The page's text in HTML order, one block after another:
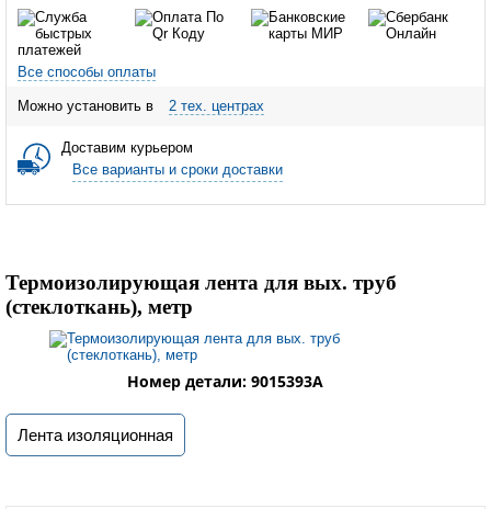
Все способы оплаты
Можно установить в 2 тех. центрах
Доставим курьером
Все варианты и сроки доставки
Термоизолирующая лента для вых. труб
(стеклоткань), метр
Номер детали: 9015393A
Лента изоляционная